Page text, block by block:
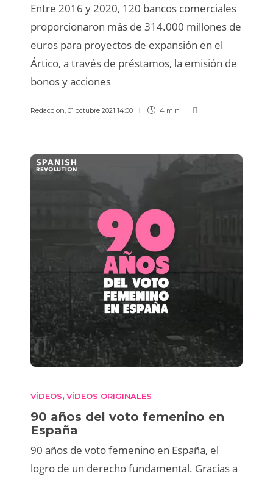
Entre 2016 y 2020, 120 bancos comerciales
proporcionaron más de 314.000 millones de
euros para proyectos de expansión en el
Ártico, a través de préstamos, la emisión de
bonos y acciones
Redaccion 01 octubre 2021 14:00 4 min
VÍDEOS, VÍDEOS ORIGINALES
90 años del voto femenino en
España
90 años de voto femenino en España, el
logro de un derecho fundamental. Gracias a